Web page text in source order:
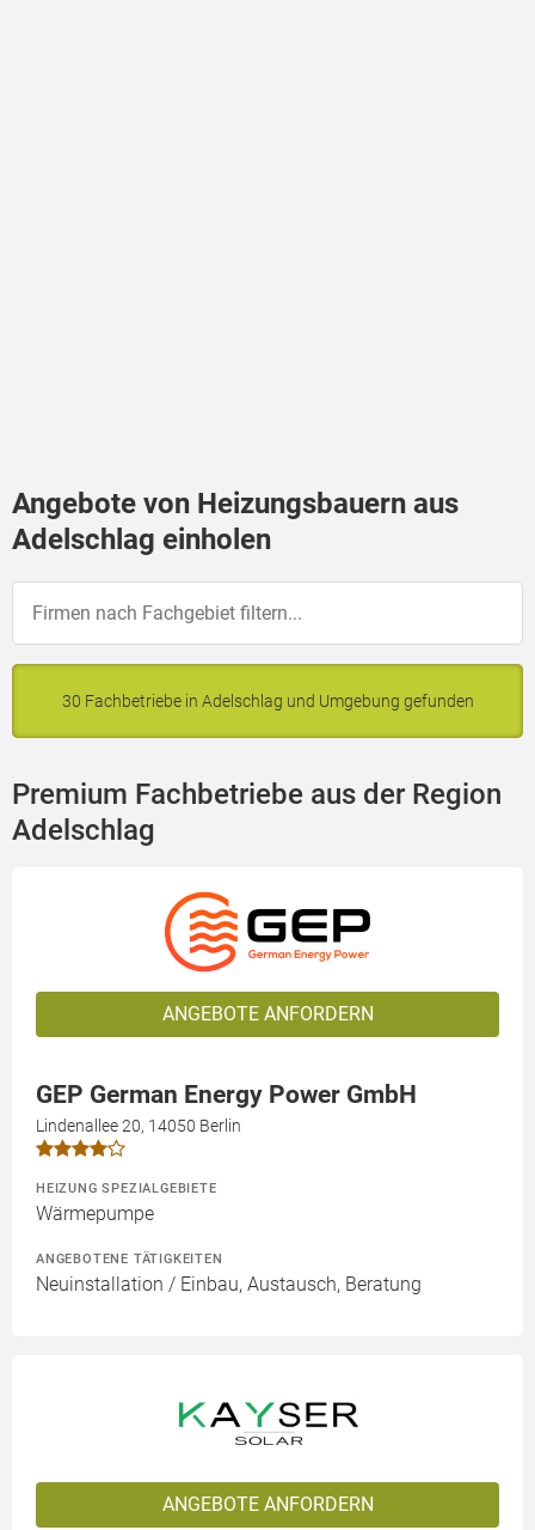
Angebote von Heizungsbauern aus
Adelschlag einholen
30 Fachbetriebe in Adelschlag und Umgebung gefunden
Premium Fachbetriebe aus der Region
Adelschlag
ANGEBOTE ANFORDERN
GEP German Energy Power GmbH
Lindenallee 20, 14050 Berlin
HEIZUNG SPEZIALGEBIETE
Wärmepumpe
ANGEBOTENE TÄTIGKEITEN
Neuinstallation / Einbau, Austausch, Beratung
ANGEBOTE ANFORDERN